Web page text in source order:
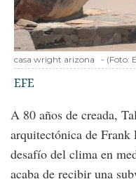
casa wright arizona - (Foto:
EFE
A 80 años de creada,
arquitectónica de
desafío del clima en
acaba de recibir una